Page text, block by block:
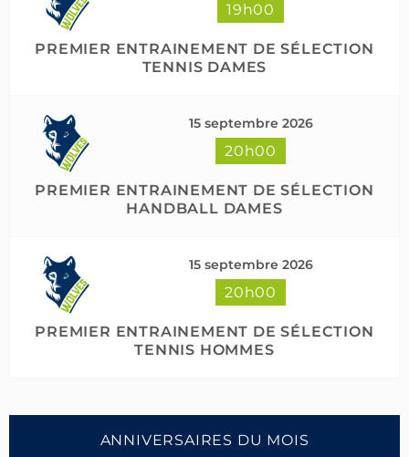
19h00
PREMIER ENTRAINEMENT DE SÉLECTION
TENNIS DAMES
15 septembre 2026
20h00
PREMIER ENTRAINEMENT DE SÉLECTION
HANDBALL DAMES
15 septembre 2026
20h00
PREMIER ENTRAINEMENT DE SÉLECTION
TENNIS HOMMES
ANNIVERSAIRES DU MOIS